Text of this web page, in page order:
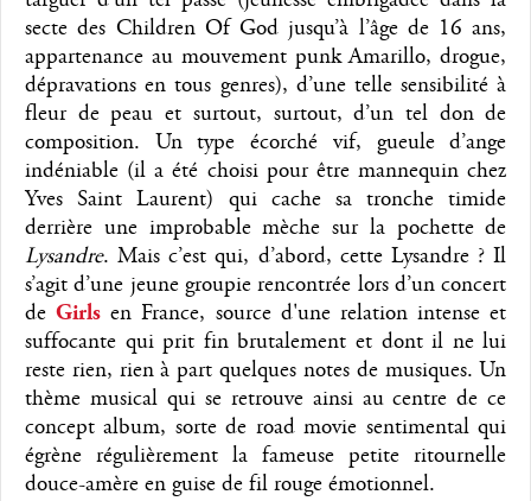
secte des Children Of God jusqu’à l’âge de 16 ans,
appartenance au mouvement punk Amarillo, drogue,
dépravations en tous genres), d’une telle sensibilité à
fleur de peau et surtout, surtout, d’un tel don de
composition. Un type écorché vif, gueule d’ange
indéniable (il a été choisi pour être mannequin chez
Yves Saint Laurent) qui cache sa tronche timide
derrière une improbable mèche sur la pochette de
Lysandre. Mais c’est qui, d’abord, cette Lysandre ? Il
s’agit d’une jeune groupie rencontrée lors d’un concert
de Girlsen France, source d'une relation intense et
suffocante qui prit fin brutalement et dont il ne lui
reste rien, rien à part quelques notes de musiques. Un
thème musical qui se retrouve ainsi au centre de ce
concept album, sorte de road movie sentimental qui
égrène régulièrement la fameuse petite ritournelle
douce-amère en guise de fil rouge émotionnel.